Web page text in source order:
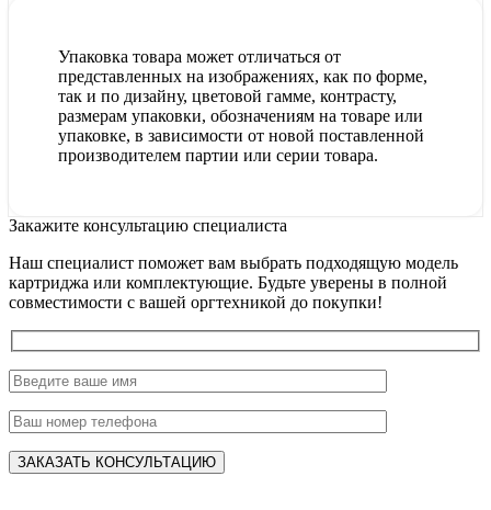
Упаковка товара может отличаться от
представленных на изображениях, как по форме,
так и по дизайну, цветовой гамме, контрасту,
размерам упаковки, обозначениям на товаре или
упаковке, в зависимости от новой поставленной
производителем партии или серии товара.
Закажите консультацию специалиста
Наш специалист поможет вам выбрать подходящую модель
картриджа или комплектующие. Будьте уверены в полной
совместимости с вашей оргтехникой до покупки!